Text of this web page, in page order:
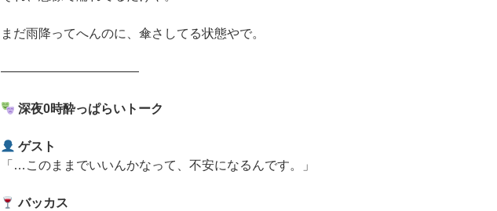
まだ雨降ってへんのに、傘さしてる状態やで。
―――――――――――
深夜0時酔っぱらいトーク
ゲスト
「…このままでいいんかなって、不安になるんです。」
バッカス